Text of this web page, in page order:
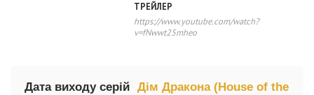
ТРЕЙЛЕР
https://www.youtube.com/watch?
v=fNwwt25mheo
Дата виходу серій Дім Дракона (House of the